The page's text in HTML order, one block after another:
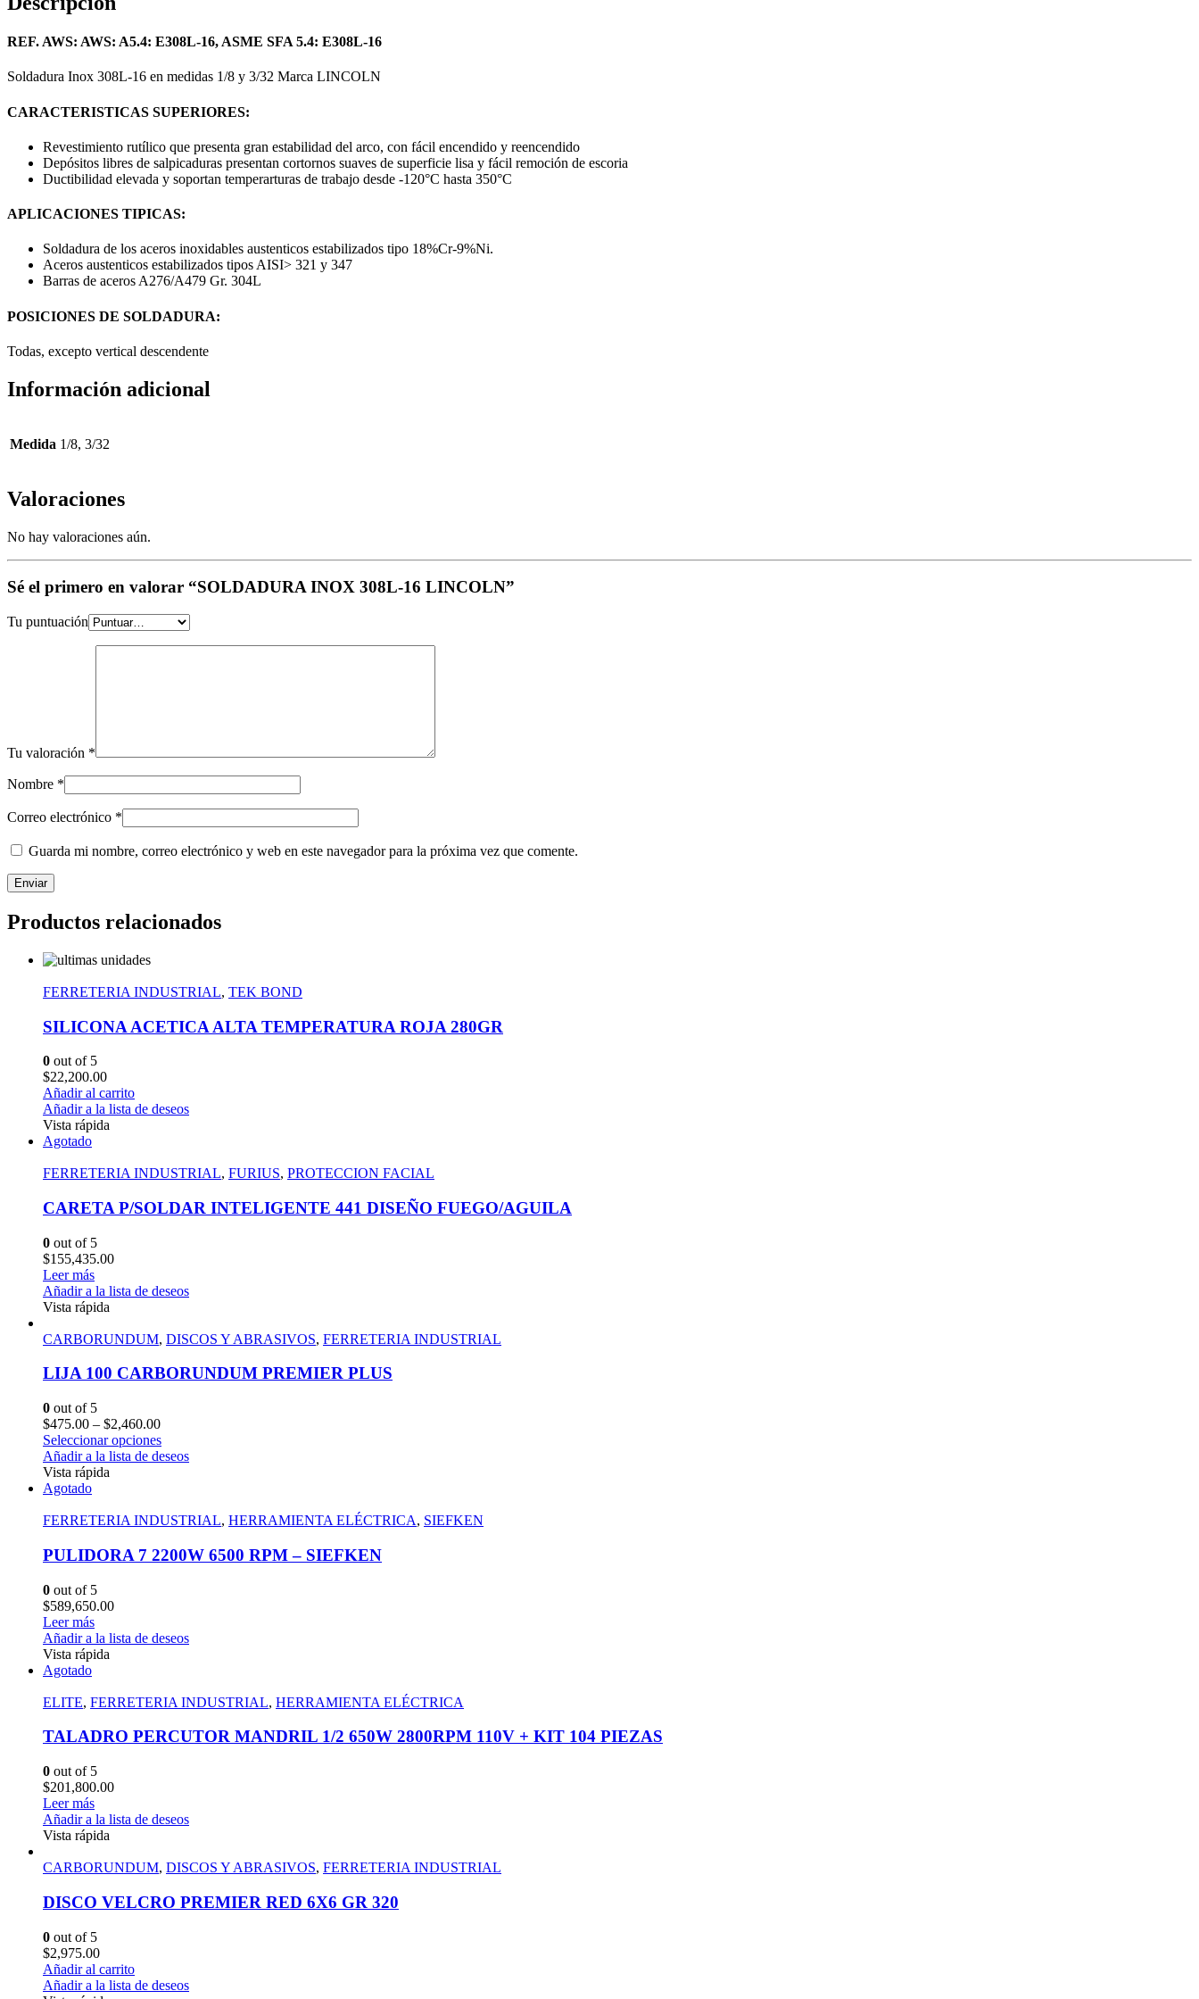
REF. AWS: AWS: A5.4: E308L-16, ASME SFA 5.4: E308L-16
Soldadura Inox 308L-16 en medidas 1/8 y 3/32 Marca LINCOLN
CARACTERISTICAS SUPERIORES:
Revestimiento rutílico que presenta gran estabilidad del arco, con fácil encendido y reencendido
Depósitos libres de salpicaduras presentan cortornos suaves de superficie lisa y fácil remoción de escoria
Ductibilidad elevada y soportan temperarturas de trabajo desde -120°C hasta 350°C
APLICACIONES TIPICAS:
Soldadura de los aceros inoxidables austenticos estabilizados tipo 18%Cr-9%Ni.
Aceros austenticos estabilizados tipos AISI> 321 y 347
Barras de aceros A276/A479 Gr. 304L
POSICIONES DE SOLDADURA:
Todas, excepto vertical descendente
Información adicional
Medida 1/8, 3/32
Valoraciones
No hay valoraciones aún.
Sé el primero en valorar “SOLDADURA INOX 308L-16 LINCOLN”
Tu puntuación
Tu valoración *
Nombre *
Correo electrónico *
Guarda mi nombre, correo electrónico y web en este navegador para la próxima vez que comente.
Productos relacionados
FERRETERIA INDUSTRIAL, TEK BOND
SILICONA ACETICA ALTA TEMPERATURA ROJA 280GR
0 out of 5
$22,200.00
Añadir al carrito
Añadir a la lista de deseos
Vista rápida
Agotado
FERRETERIA INDUSTRIAL, FURIUS, PROTECCION FACIAL
CARETA P/SOLDAR INTELIGENTE 441 DISEÑO FUEGO/AGUILA
0 out of 5
$155,435.00
Leer más
Añadir a la lista de deseos
Vista rápida
CARBORUNDUM, DISCOS Y ABRASIVOS, FERRETERIA INDUSTRIAL
LIJA 100 CARBORUNDUM PREMIER PLUS
0 out of 5
$475.00 – $2,460.00
Seleccionar opciones
Añadir a la lista de deseos
Vista rápida
Agotado
FERRETERIA INDUSTRIAL, HERRAMIENTA ELÉCTRICA, SIEFKEN
PULIDORA 7 2200W 6500 RPM – SIEFKEN
0 out of 5
$589,650.00
Leer más
Añadir a la lista de deseos
Vista rápida
Agotado
ELITE, FERRETERIA INDUSTRIAL, HERRAMIENTA ELÉCTRICA
TALADRO PERCUTOR MANDRIL 1/2 650W 2800RPM 110V + KIT 104 PIEZAS
0 out of 5
$201,800.00
Leer más
Añadir a la lista de deseos
Vista rápida
CARBORUNDUM, DISCOS Y ABRASIVOS, FERRETERIA INDUSTRIAL
DISCO VELCRO PREMIER RED 6X6 GR 320
0 out of 5
$2,975.00
Añadir al carrito
Añadir a la lista de deseos